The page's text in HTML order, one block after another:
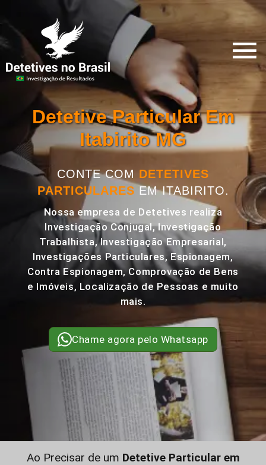
Detetive Particular Em
Itabirito MG
CONTE COM DETETIVES
PARTICULARES EM ITABIRITO.
Nossa empresa de Detetives realiza
Investigação Conjugal, Investigação
Trabalhista, Investigação Empresarial,
Investigações Particulares, Espionagem,
Contra Espionagem, Comprovação de Bens
e Imóveis, Localização de Pessoas e muito
mais.
Chame agora pelo Whatsapp
Ao Precisar de um Detetive Particular em